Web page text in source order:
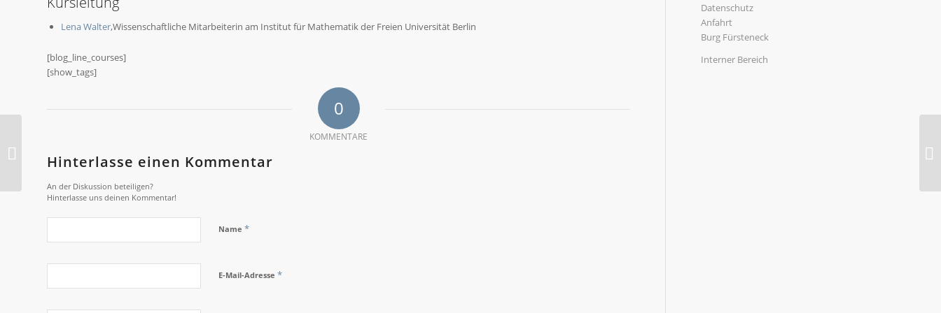
Lena Walter,Wissenschaftliche Mitarbeiterin am Institut für Mathematik der Freien Universität Berlin
[blog_line_courses]
[show_tags]
0
KOMMENTARE
Hinterlasse einen Kommentar
An der Diskussion beteiligen?
Hinterlasse uns deinen Kommentar!
Name *
E-Mail-Adresse *
Datenschutz
Anfahrt
Burg Fürsteneck
Interner Bereich